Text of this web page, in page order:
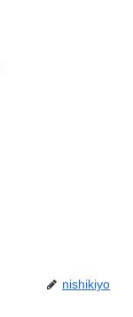
nishikiyo